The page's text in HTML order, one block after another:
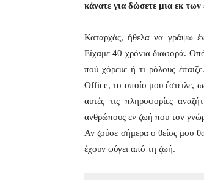
κάνατε για δώσετε μια εκ
Καταρχάς, ήθελα να γράψω
Είχαμε 40 χρόνια διαφορά.
πού χόρευε ή τι ρόλους
Office, το οποίο μου έστειλε,
αυτές τις πληροφορίες
ανθρώπους εν ζωή που τον
Αν ζούσε σήμερα ο θείος μου
έχουν φύγει από τη ζωή.